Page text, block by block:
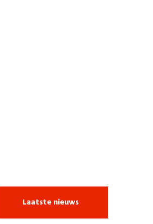
Laatste nieuws